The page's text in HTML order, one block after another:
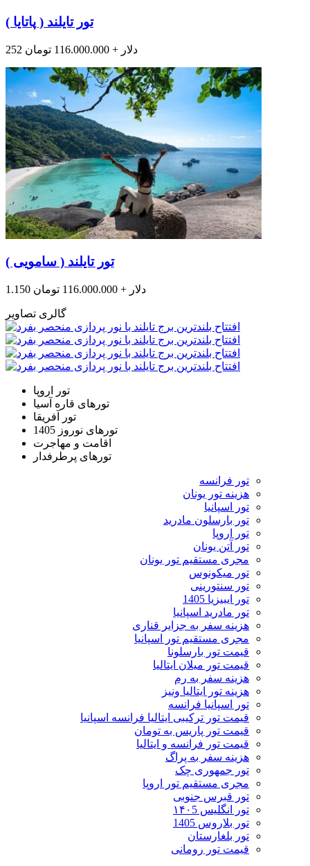
تور تایلند ( پاتایا )
252 دلار + 116.000.000 تومان
تور تایلند ( سامویی )
1.150 دلار + 116.000.000 تومان
گالری تصاویر
تور اروپا
تورهای قاره آسیا
تور آفریقا
تورهای نوروز 1405
اقامت و مهاجرت
تورهای پرطرفدار
تور فرانسه
هزینه تور یونان
تور اسپانیا
تور بارسلون مادرید
تور اروپا
تور آتن یونان
مجری مستقیم تور یونان
تور میکونوس
تور سنتورینی
تور ایبیزیا 1405
تور مادرید اسپانیا
هزینه سفر به جزایر قناری
مجری مستقیم تور اسپانیا
قیمت تور بارسلونا
قیمت تور میلان ایتالیا
هزینه سفر به رم
هزینه تور ایتالیا ونیز
تور اسپانیا فرانسه
قیمت تور ترکیبی ایتالیا فرانسه اسپانیا
قیمت تور پاریس به تومان
قیمت تور فرانسه و ایتالیا
هزینه سفر به پراگ
تور جمهوری چک
مجری مستقیم تور اروپا
تور قبرس جنوبی
تور انگلیس ۱۴۰5
تور بلاروس 1405
تور بلغارستان
قیمت تور رومانی